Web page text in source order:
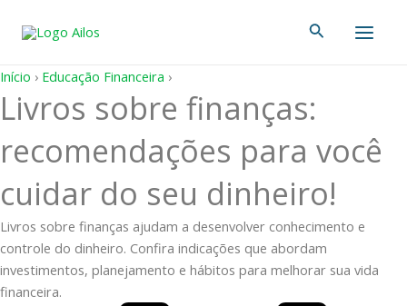
para
conteúdo
Pesquisar
Início › Educação Financeira ›
Livros sobre finanças:
recomendações para você
cuidar do seu dinheiro!
Livros sobre finanças ajudam a desenvolver conhecimento e
controle do dinheiro. Confira indicações que abordam
investimentos, planejamento e hábitos para melhorar sua vida
financeira.